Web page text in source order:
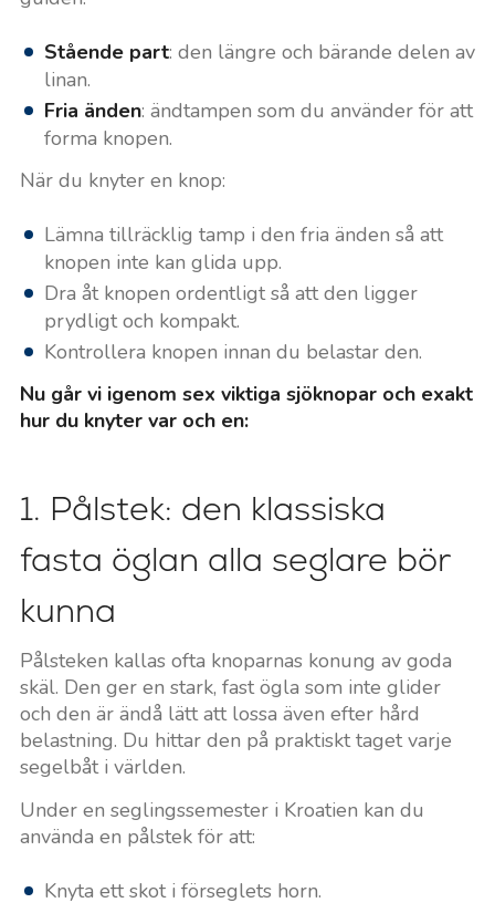
Stående part: den längre och bärande delen av
linan.
Fria änden: ändtampen som du använder för att
forma knopen.
När du knyter en knop:
Lämna tillräcklig tamp i den fria änden så att
knopen inte kan glida upp.
Dra åt knopen ordentligt så att den ligger
prydligt och kompakt.
Kontrollera knopen innan du belastar den.
Nu går vi igenom sex viktiga sjöknopar och exakt
hur du knyter var och en:
1. Pålstek: den klassiska
fasta öglan alla seglare bör
kunna
Pålsteken kallas ofta knoparnas konung av goda
skäl. Den ger en stark, fast ögla som inte glider
och den är ändå lätt att lossa även efter hård
belastning. Du hittar den på praktiskt taget varje
segelbåt i världen.
Under en seglingssemester i Kroatien kan du
använda en pålstek för att:
Knyta ett skot i förseglets horn.